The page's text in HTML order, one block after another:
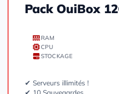
Pack OuiBox
RAM
CPU
STOCKAGE
✔ Serveurs illimités !
✔ 10 Sauvegardes